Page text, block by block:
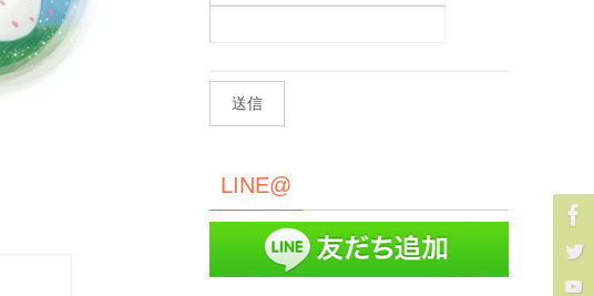
LINE@